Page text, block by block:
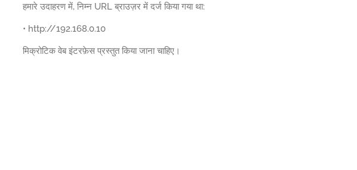
हमारे उदाहरण में, निम्न URL ब्राउज़र में दर्ज किया गया था:
• http://192.168.0.10
मिक्रोटिक वेब इंटरफ़ेस प्रस्तुत किया जाना चाहिए।